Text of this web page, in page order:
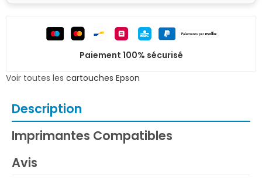
Paiement 100% sécurisé
Voir toutes les cartouches Epson
Description
Imprimantes Compatibles
Avis